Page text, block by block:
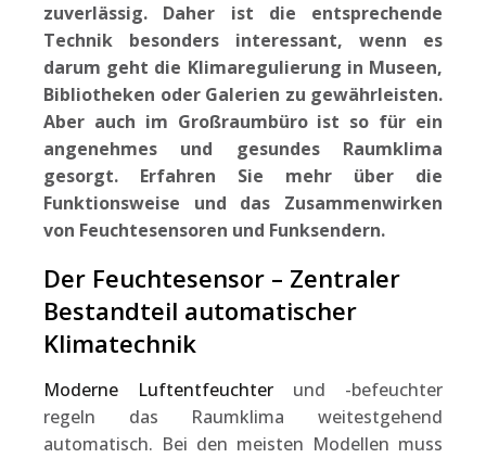
zuverlässig. Daher ist die entsprechende
Technik besonders interessant, wenn es
darum geht die Klimaregulierung in Museen,
Bibliotheken oder Galerien zu gewährleisten.
Aber auch im Großraumbüro ist so für ein
angenehmes und gesundes Raumklima
gesorgt. Erfahren Sie mehr über die
Funktionsweise und das Zusammenwirken
von Feuchtesensoren und Funksendern.
Der Feuchtesensor – Zentraler
Bestandteil automatischer
Klimatechnik
Moderne Luftentfeuchter und -befeuchter
regeln das Raumklima weitestgehend
automatisch. Bei den meisten Modellen muss